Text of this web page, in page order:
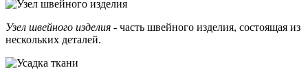
Узел швейного изделия - часть швейного изделия, состоящая из
нескольких деталей.